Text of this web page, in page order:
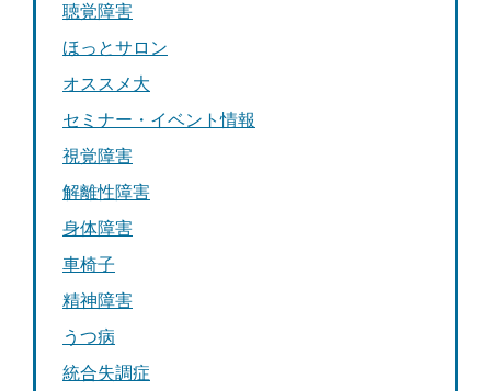
聴覚障害
ほっとサロン
オススメ大
セミナー・イベント情報
視覚障害
解離性障害
身体障害
車椅子
精神障害
うつ病
統合失調症